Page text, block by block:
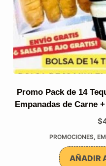
Promo Pack de 14
Empanadas de Carne
$
PROMOCIONES,
AÑADIR